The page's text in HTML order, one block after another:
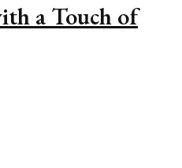
a Touch of